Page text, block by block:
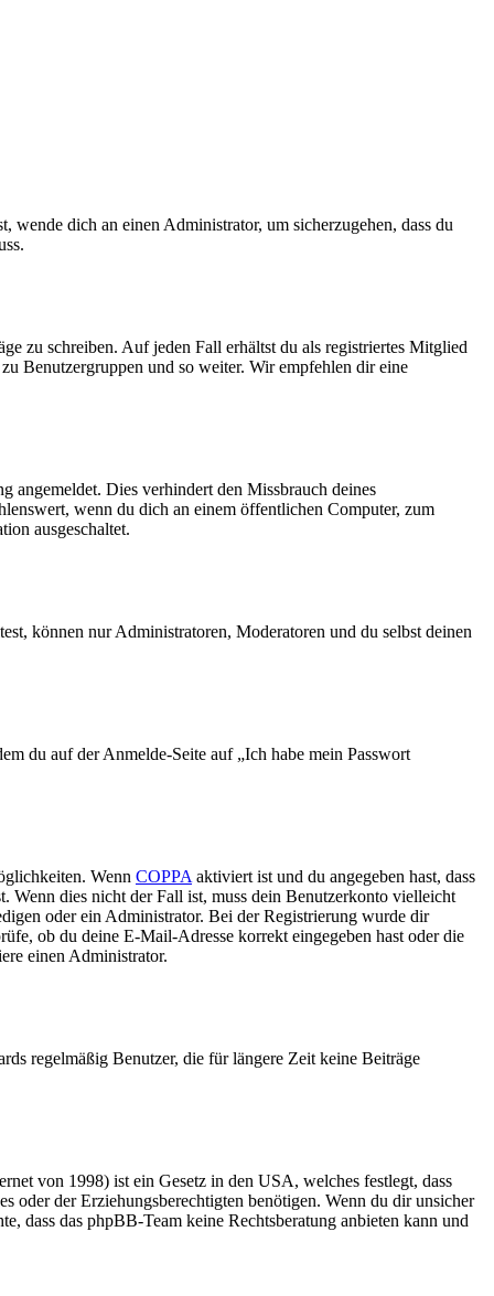
dich an einen Administrator, um sicherzugehen, dass du
zu schreiben. Auf jeden Fall erhältst du als registriertes Mitglied
Benutzergruppen und so weiter. Wir empfehlen dir eine
angemeldet. Dies verhindert den Missbrauch deines
wenn du dich an einem öffentlichen Computer, zum
ausgeschaltet.
können nur Administratoren, Moderatoren und du selbst deinen
du auf der Anmelde-Seite auf „Ich habe mein Passwort
Wenn COPPA aktiviert ist und du angegeben hast, dass
Wenn dies nicht der Fall ist, muss dein Benutzerkonto vielleicht
oder ein Administrator. Bei der Registrierung wurde dir
ob du deine E-Mail-Adresse korrekt eingegeben hast oder die
einen Administrator.
regelmäßig Benutzer, die für längere Zeit keine Beiträge
von 1998) ist ein Gesetz in den USA, welches festlegt, dass
oder der Erziehungsberechtigten benötigen. Wenn du dir unsicher
dass das phpBB-Team keine Rechtsberatung anbieten kann und